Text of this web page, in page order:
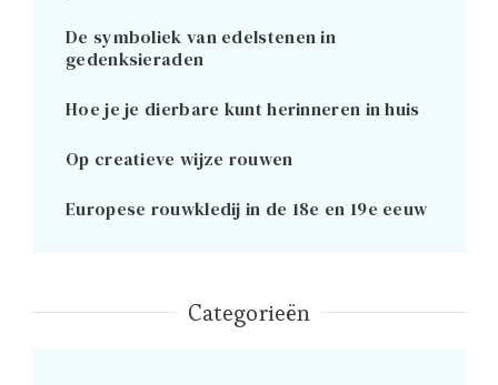
De symboliek van edelstenen in
gedenksieraden
Hoe je je dierbare kunt herinneren in huis
Op creatieve wijze rouwen
Europese rouwkledij in de 18e en 19e eeuw
Categorieën